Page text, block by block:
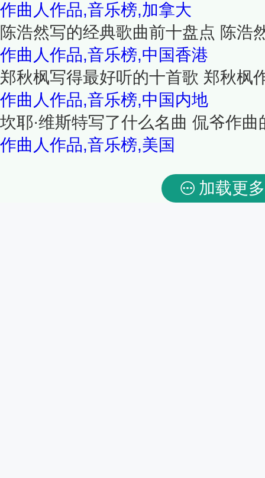
作曲人作品,音乐榜,加拿大
陈浩然写的经典歌曲前十盘点 陈浩
作曲人作品,音乐榜,中国香港
郑秋枫写得最好听的十首歌 郑秋枫
作曲人作品,音乐榜,中国内地
坎耶·维斯特写了什么名曲 侃爷作曲
作曲人作品,音乐榜,美国
加载更多